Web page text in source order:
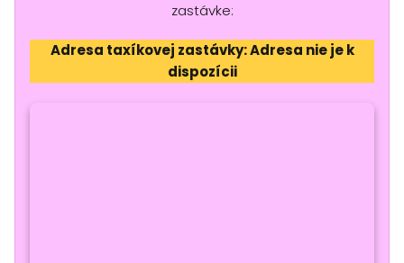
zastávke:
Adresa taxíkovej zastávky: Adresa nie je k
dispozícii